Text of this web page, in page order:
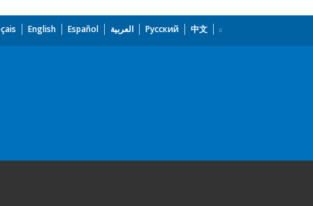
English Español العربية Русский 中文